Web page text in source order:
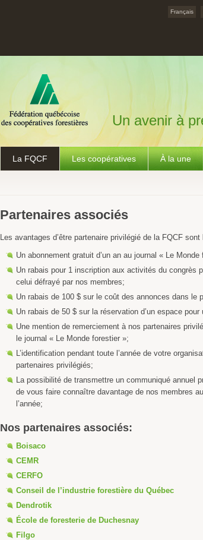
Français
Un avenir à
La FQCF Les coopératives À la une
Partenaires associés
Les avantages d’être partenaire privilégié de la FQCF
Un abonnement gratuit d’un an au journal « Le
Un rabais pour 1 inscription aux activités du congrès
celui défrayé par nos membres;
Un rabais de 100 $ sur le coût des annonces dans le
Un rabais de 50 $ sur la réservation d’un espace
Une mention de remerciement à nos partenaires
le journal « Le Monde forestier »;
L’identification pendant toute l’année de votre
partenaires privilégiés;
La possibilité de transmettre un communiqué annuel
de vous faire connaître davantage de nos membres
l’année;
Nos partenaires associés:
Boisaco
CEMR
CERFO
Conseil de l’industrie forestière du Québec
Dendrotik
École de foresterie de Duchesnay
Filgo